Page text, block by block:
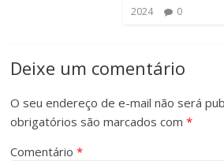
2024
0
Deixe um comentário
O seu endereço de e-mail não será
obrigatórios são marcados com*
Comentário*